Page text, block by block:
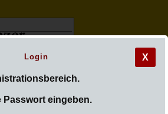
Mainzer
X
Login
Passwort eingeben.